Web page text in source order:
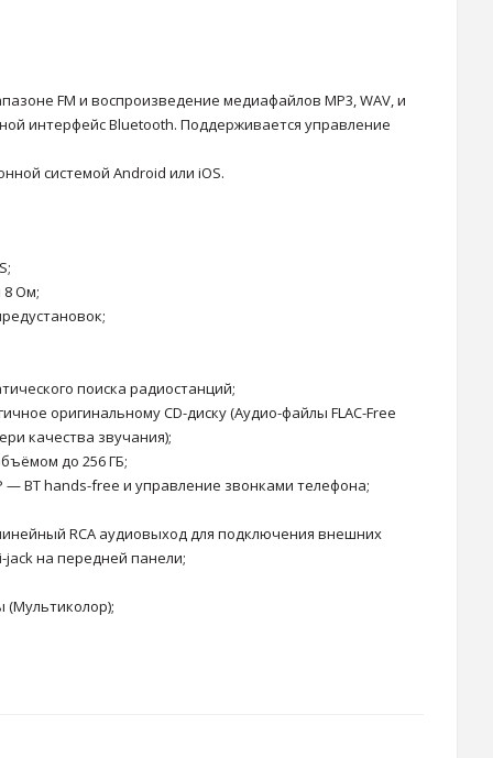
FM и воспроизведение медиафайлов MP3, WAV, и
интерфейс Bluetooth. Поддерживается управление
системой Android или iOS.
8 Ом;
поиска радиостанций;
оригинальному CD-диску (Аудио-файлы FLAC-Free
качества звучания);
до 256 ГБ;
— BT hands-free и управление звонками телефона;
RCA аудиовыход для подключения внешних
jack на передней панели;
(Мультиколор);